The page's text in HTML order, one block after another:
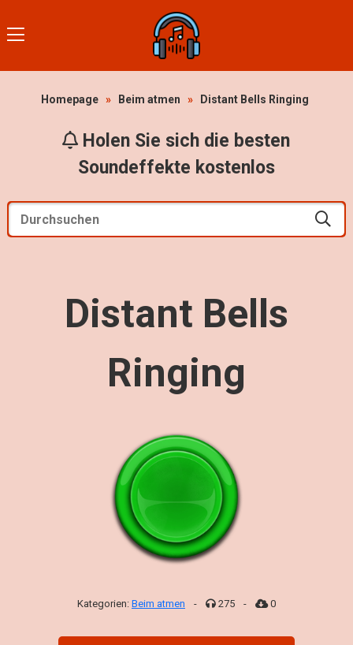
Homepage » Beim atmen » Distant Bells Ringing
Holen Sie sich die besten
Soundeffekte kostenlos
Distant Bells
Ringing
Kategorien: Beim atmen - 275 - 0